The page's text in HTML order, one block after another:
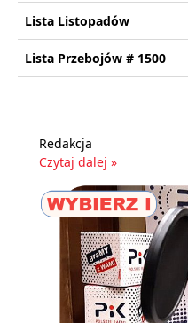
Lista Listopadów
Lista Przebojów # 1500
Redakcja
Czytaj dalej »